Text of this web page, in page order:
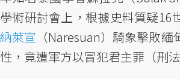
學術研討會上，根據史料質疑16
納萊宣 （Naresuan）騎象擊敗
性，竟遭軍方以冒犯君主罪（刑